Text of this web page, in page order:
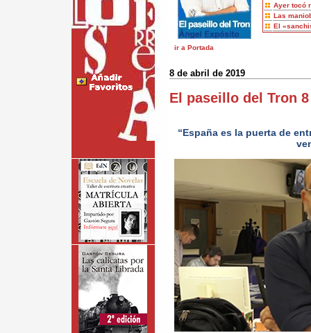
Ayer tocó
Las
El
ir a Portada
8 de abril de 2019
El paseillo del Tron 8
“España es la puerta de